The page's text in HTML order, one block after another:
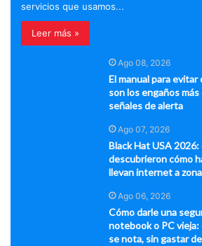
servicios que usamos...
Leer más »
Ago 08, 2026
El manual para
son los engaños
señales de alerta
Ago 07, 2026
Black Hat USA
descubrieron cómo
llevan internet a
Ago 06, 2026
Cómo darle una
notebook o PC vieja:
se nota, sin gastar